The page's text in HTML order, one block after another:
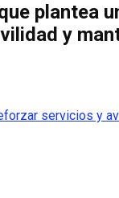
plantea
y